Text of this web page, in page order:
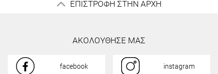
ΕΠΙΣΤΡΟΦΗ ΣΤΗΝ ΑΡΧΗ
ΑΚΟΛΟΥΘΗΣΕ ΜΑΣ
facebook instagram